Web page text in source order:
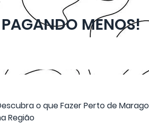
MENOS!
o que Fazer Perto de
Região